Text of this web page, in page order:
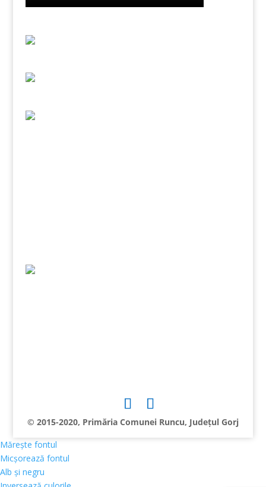
© 2015-2020, Primăria Comunei Runcu, Județul Gorj
Mărește fontul
Micșorează fontul
Alb și negru